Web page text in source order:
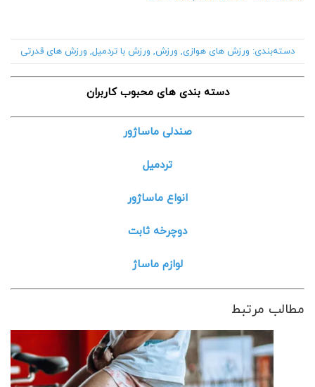
دسته‌بندی: ورزش های هوازی, ورزش, ورزش با تردمیل, ورزش های قدرتی
دسته بندی های محبوب کاربران
صندلی ماساژور
تردمیل
انواع ماساژور
دوچرخه ثابت
لوازم ماساژ
مطالب مرتبط